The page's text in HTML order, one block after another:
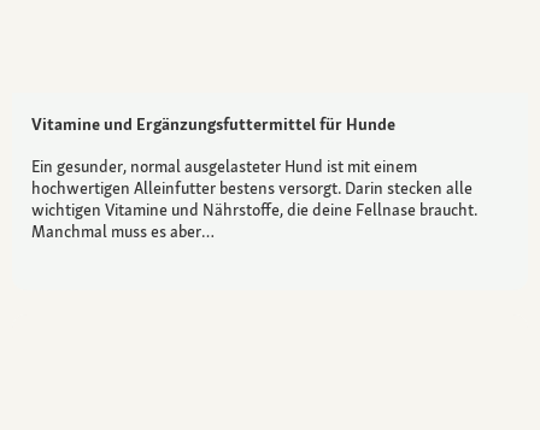
Vitamine und Ergänzungsfuttermittel für Hunde
Ein gesunder, normal ausgelasteter Hund ist mit einem
hochwertigen Alleinfutter bestens versorgt. Darin stecken alle
wichtigen Vitamine und Nährstoffe, die deine Fellnase braucht.
Manchmal muss es aber…